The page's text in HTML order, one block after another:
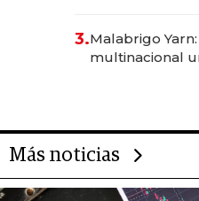
anticipación y
3.Malabrigo
multinacional
Más noticias